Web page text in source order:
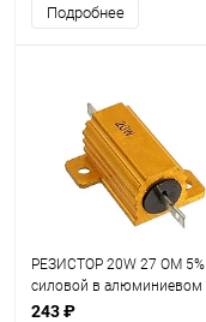
Подробнее
РЕЗИСТОР 20W 27 OM
силовой в алюминиевом
корпусе
243 ₽